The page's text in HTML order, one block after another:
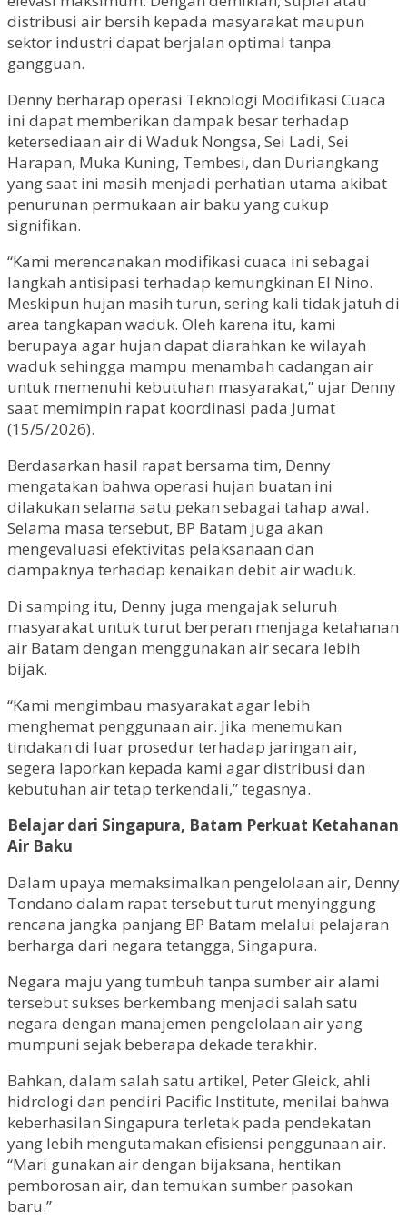
distribusi air bersih kepada masyarakat maupun
sektor industri dapat berjalan optimal tanpa
gangguan.
Denny berharap operasi Teknologi Modifikasi Cuaca
ini dapat memberikan dampak besar terhadap
ketersediaan air di Waduk Nongsa, Sei Ladi, Sei
Harapan, Muka Kuning, Tembesi, dan Duriangkang
yang saat ini masih menjadi perhatian utama akibat
penurunan permukaan air baku yang cukup
signifikan.
“Kami merencanakan modifikasi cuaca ini sebagai
langkah antisipasi terhadap kemungkinan El Nino.
Meskipun hujan masih turun, sering kali tidak jatuh di
area tangkapan waduk. Oleh karena itu, kami
berupaya agar hujan dapat diarahkan ke wilayah
waduk sehingga mampu menambah cadangan air
untuk memenuhi kebutuhan masyarakat,” ujar Denny
saat memimpin rapat koordinasi pada Jumat
(15/5/2026).
Berdasarkan hasil rapat bersama tim, Denny
mengatakan bahwa operasi hujan buatan ini
dilakukan selama satu pekan sebagai tahap awal.
Selama masa tersebut, BP Batam juga akan
mengevaluasi efektivitas pelaksanaan dan
dampaknya terhadap kenaikan debit air waduk.
Di samping itu, Denny juga mengajak seluruh
masyarakat untuk turut berperan menjaga ketahanan
air Batam dengan menggunakan air secara lebih
bijak.
“Kami mengimbau masyarakat agar lebih
menghemat penggunaan air. Jika menemukan
tindakan di luar prosedur terhadap jaringan air,
segera laporkan kepada kami agar distribusi dan
kebutuhan air tetap terkendali,” tegasnya.
Belajar dari Singapura, Batam Perkuat Ketahanan
Air Baku
Dalam upaya memaksimalkan pengelolaan air, Denny
Tondano dalam rapat tersebut turut menyinggung
rencana jangka panjang BP Batam melalui pelajaran
berharga dari negara tetangga, Singapura.
Negara maju yang tumbuh tanpa sumber air alami
tersebut sukses berkembang menjadi salah satu
negara dengan manajemen pengelolaan air yang
mumpuni sejak beberapa dekade terakhir.
Bahkan, dalam salah satu artikel, Peter Gleick, ahli
hidrologi dan pendiri Pacific Institute, menilai bahwa
keberhasilan Singapura terletak pada pendekatan
yang lebih mengutamakan efisiensi penggunaan air.
“Mari gunakan air dengan bijaksana, hentikan
pemborosan air, dan temukan sumber pasokan
baru.”